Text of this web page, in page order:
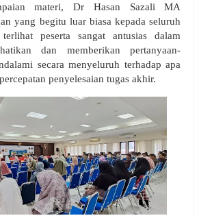
materi, Dr Hasan Sazali MA
yang begitu luar biasa kepada seluruh
peserta sangat antusias dalam
dan memberikan pertanyaan-
secara menyeluruh terhadap apa
penyelesaian tugas akhir.